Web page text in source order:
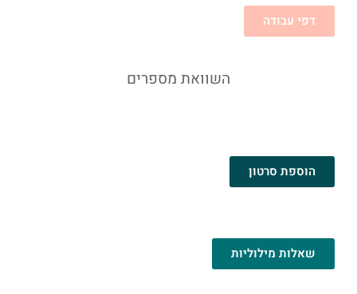
דפי עבודה
השוואת מספרים
הוספת סרטון
שאלות מילוליות